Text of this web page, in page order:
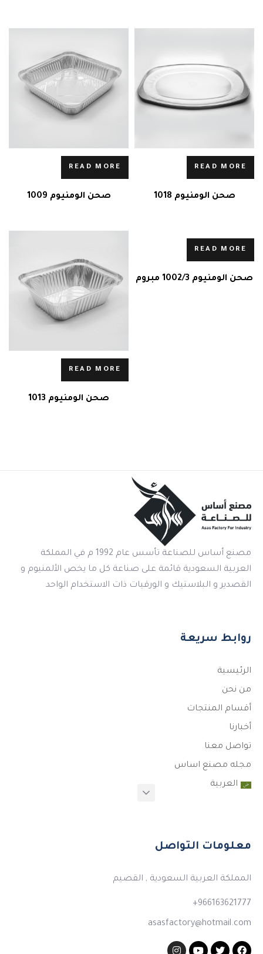
READ MORE
صحن الومنيوم 1018
READ MORE
صحن الومنيوم 1009
READ MORE
صحن الومنيوم 1002/3 مبروم
READ MORE
صحن الومنيوم 1013
مصنع أساس للصناعة تأسس عام 1992 م في المملكة
العربية السعودية قائمة على صناعة كل ما يخص الألمنيوم و
القصدير و البلاستيك و الورقيات ذات الاستخدام الواحد
روابط سريعة
الرئيسية
من نحن
أقسام المنتجات
أخبارنا
تواصل معنا
مجله مصنع اساس
العربية
معلومات التواصل
المملكة العربية السعودية , القصيم
966163621777+
asasfactory@hotmail.com